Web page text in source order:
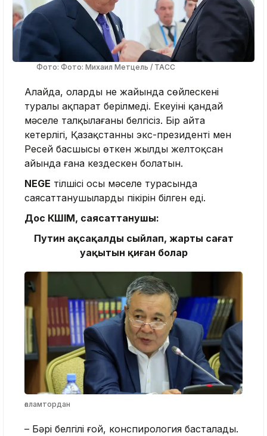
Фото: Фото: Михаил Метцель / ТАСС
Алайда, олардың не жайында сөйлескені
туралы ақпарат берілмеді. Екеуінің қандай
мәселе талқылағаны белгісіз. Бір айта
кетерлігі, Қазақстанның экс-президенті мен
Ресей басшысы өткен жылдың желтоқсан
айында ғана кездескен болатын.
NEGE тілшісі осы мәселе турасында
саясаттанушылардың пікірін білген еді.
Дос КӨШІМ, саясаттанушы:
Путин ақсақалды сыйлап, жарты сағат
уақытын қиған болар
ғаламтордан
– Бәрі белгілі ғой, конспирология басталады.